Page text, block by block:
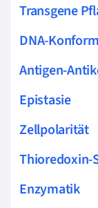
Transgene
DNA-
Antigen-
Epistasie
Zellpolarität
Thioredoxin-
Enzymatik